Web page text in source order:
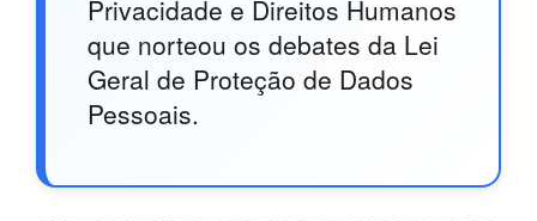
Privacidade e Direitos Humanos
que norteou os debates da Lei
Geral de Proteção de Dados
Pessoais.